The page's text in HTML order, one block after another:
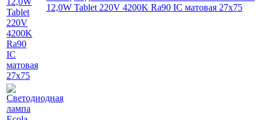
12,0W Tablet 220V 4200K Ra90 IC матовая 27x75